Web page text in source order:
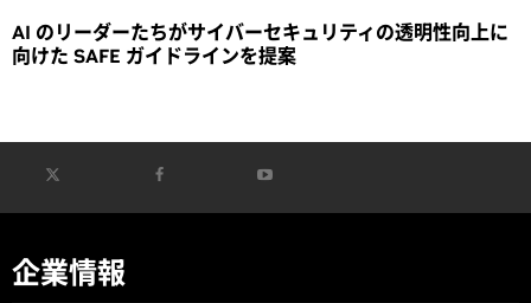
AI のリーダーたちがサイバーセキュリティの透明性向上に
向けた SAFE ガイドラインを提案
企業情報